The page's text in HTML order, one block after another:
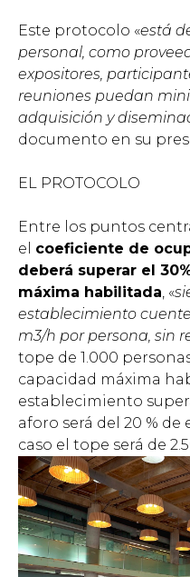
Este protocolo «está
personal, como
expositores,
reuniones puedan
adquisición y
documento en su
EL PROTOCOLO
Entre los puntos
el coeficiente de
deberá superar el
máxima habilitada , «
establecimiento
m3/h por persona, sin
tope de 1.000
capacidad máxima
establecimiento
aforo será del 20 % de
caso el tope será de